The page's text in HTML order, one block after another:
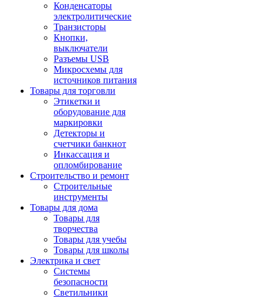
Конденсаторы
электролитические
Транзисторы
Кнопки,
выключатели
Разъемы USB
Микросхемы для
источников питания
Товары для торговли
Этикетки и
оборудование для
маркировки
Детекторы и
счетчики банкнот
Инкассация и
опломбирование
Строительство и ремонт
Строительные
инструменты
Товары для дома
Товары для
творчества
Товары для учебы
Товары для школы
Электрика и свет
Системы
безопасности
Светильники